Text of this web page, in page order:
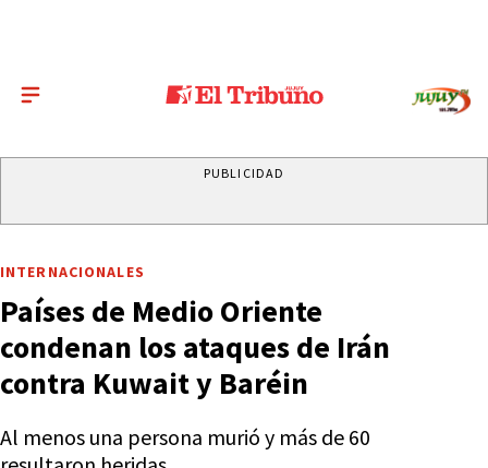
PUBLICIDAD
INTERNACIONALES
Países de Medio Oriente
condenan los ataques de Irán
contra Kuwait y Baréin
Al menos una persona murió y más de 60